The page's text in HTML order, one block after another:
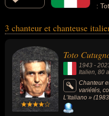
:
domaines de l'art, de la musique,
été artiste, chanteur de variétés,
variétés, musicien, acteur,
clarinettiste ou pianiste.
3 chanteur et chanteuse
Toto
1943 -
Italien, 80
Chanteur
variétés,
L’Italiano »
titres marquants
comme «